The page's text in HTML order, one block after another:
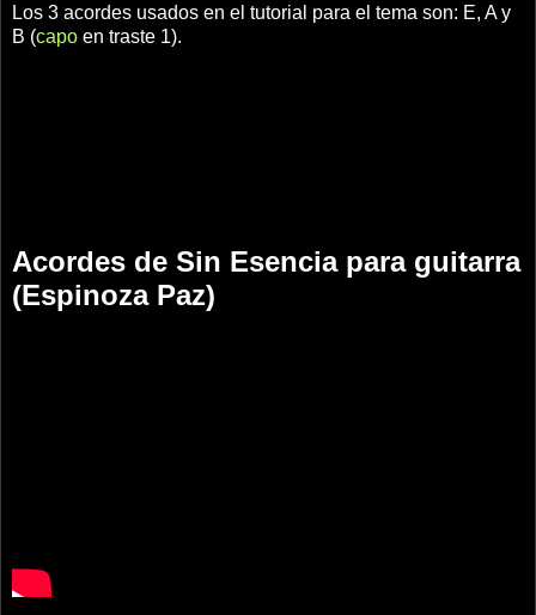
Los 3 acordes usados en el tutorial para el tema son: E, A y
B (capo en traste 1).
Acordes de Sin Esencia para guitarra
(Espinoza Paz)